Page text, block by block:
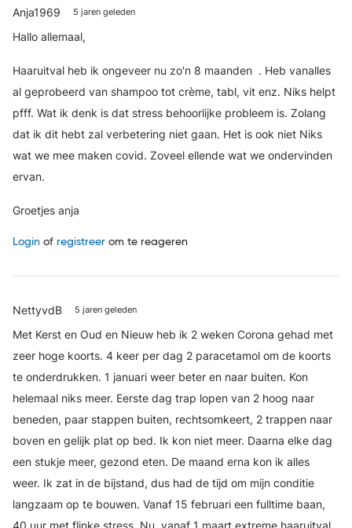
Anja1969 5 jaren geleden
Hallo allemaal,
Haaruitval heb ik ongeveer nu zo'n 8 maanden . Heb vanalles
al geprobeerd van shampoo tot crème, tabl, vit enz. Niks helpt
pfff. Wat ik denk is dat stress behoorlijke probleem is. Zolang
dat ik dit hebt zal verbetering niet gaan. Het is ook niet Niks
wat we mee maken covid. Zoveel ellende wat we ondervinden
ervan.
Groetjes anja
Login of registreer om te reageren
NettyvdB 5 jaren geleden
Met Kerst en Oud en Nieuw heb ik 2 weken Corona gehad met
zeer hoge koorts. 4 keer per dag 2 paracetamol om de koorts
te onderdrukken. 1 januari weer beter en naar buiten. Kon
helemaal niks meer. Eerste dag trap lopen van 2 hoog naar
beneden, paar stappen buiten, rechtsomkeert, 2 trappen naar
boven en gelijk plat op bed. Ik kon niet meer. Daarna elke dag
een stukje meer, gezond eten. De maand erna kon ik alles
weer. Ik zat in de bijstand, dus had de tijd om mijn conditie
langzaam op te bouwen. Vanaf 15 februari een fulltime baan,